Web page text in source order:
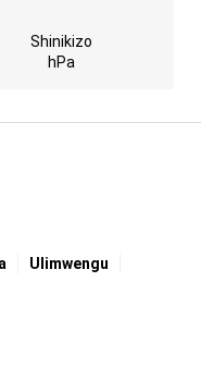
Shinikizo
hPa
Ulimwengu